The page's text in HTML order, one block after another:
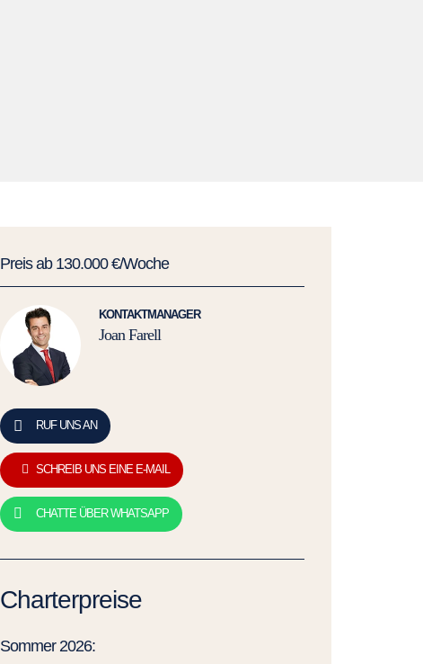
Preis ab 130.000 €/Woche
KONTAKTMANAGER
Joan Farell
RUF UNS AN
SCHREIB UNS EINE E-MAIL
CHATTE ÜBER WHATSAPP
Charterpreise
Sommer 2026: